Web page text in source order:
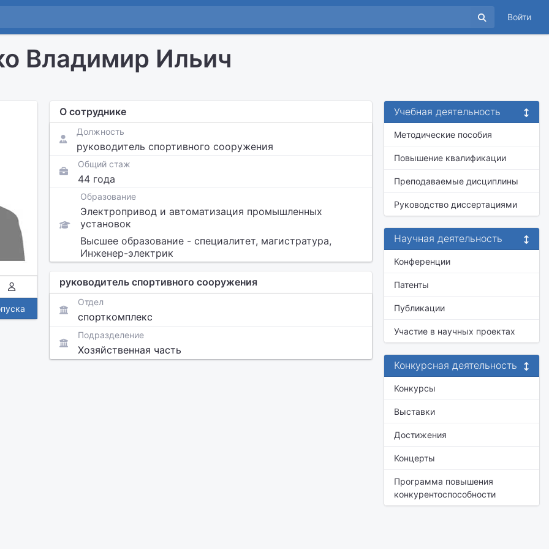
Войти
Владимир Ильич
О сотруднике
Должность
руководитель спортивного сооружения
Общий стаж
44 года
Образование
Электропривод и автоматизация промышленных
установок
Высшее образование - специалитет, магистратура,
Инженер-электрик
руководитель спортивного сооружения
Отдел
спорткомплекс
Подразделение
Хозяйственная часть
Учебная деятельность
Методические пособия
Повышение квалификации
Преподаваемые дисциплины
Руководство диссертациями
Научная деятельность
Конференции
Патенты
Публикации
Участие в научных проектах
Конкурсная деятельность
Конкурсы
Выставки
Достижения
Концерты
Программа повышения
конкурентоспособности